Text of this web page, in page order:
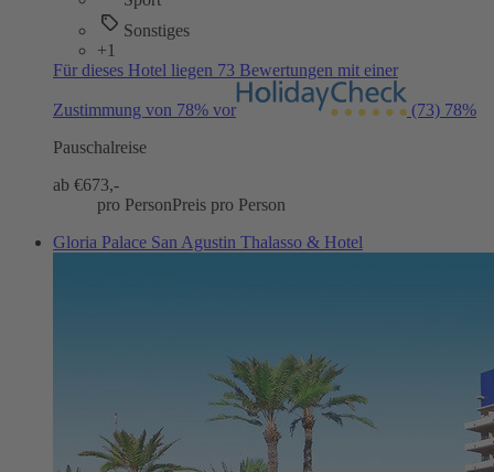
Sonstiges
+1
Für dieses Hotel liegen 73 Bewertungen mit einer
Zustimmung von 78% vor (73) 78%
Pauschalreise
ab €673,-
pro PersonPreis pro Person
Gloria Palace San Agustin Thalasso & Hotel